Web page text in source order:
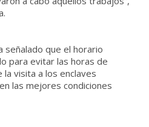
señalado que el horario
para evitar las horas de
visita a los enclaves
las mejores condiciones